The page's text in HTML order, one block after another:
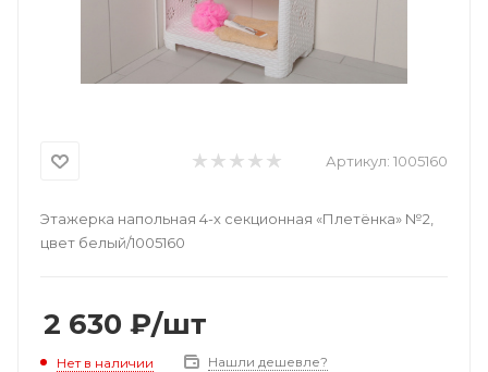
Артикул: 1005160
Этажерка напольная 4-х секционная «Плетёнка» №2,
цвет белый/1005160
2 630 ₽/шт
Нет в наличии Нашли дешевле?